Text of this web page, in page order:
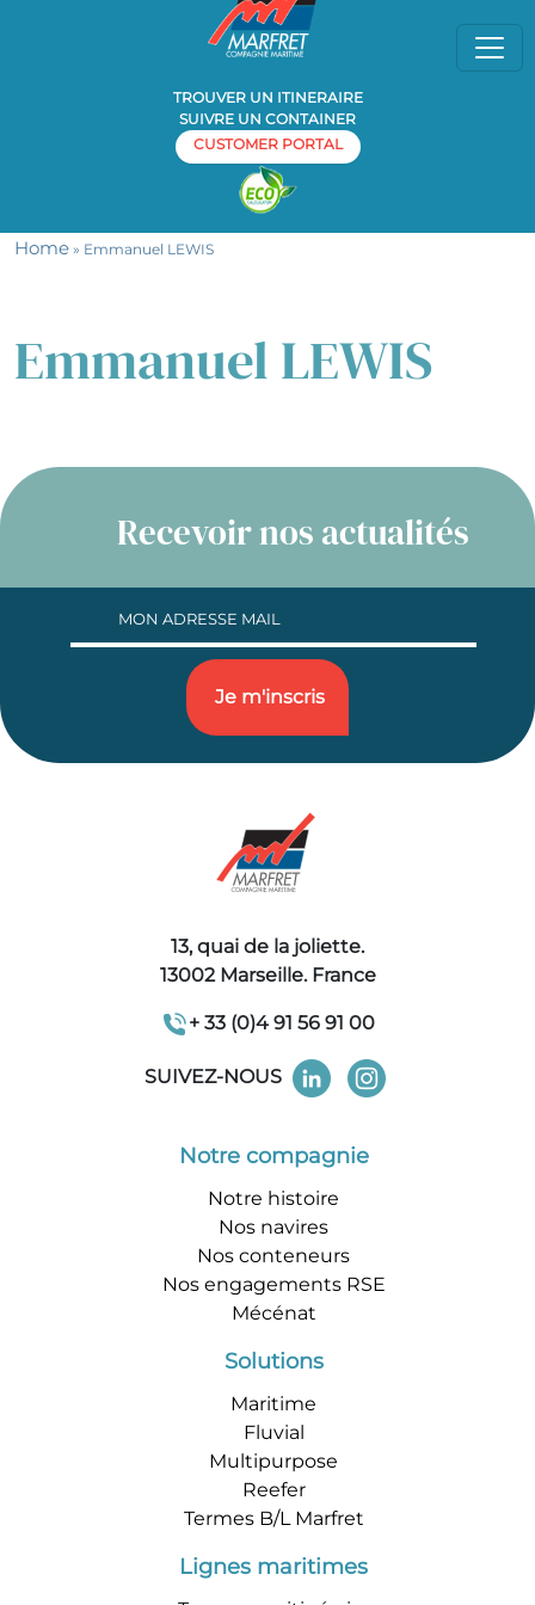
TROUVER UN ITINERAIRE
SUIVRE UN CONTAINER
CUSTOMER PORTAL
Home » Emmanuel LEWIS
Emmanuel LEWIS
Recevoir nos actualités
13, quai de la joliette.
13002 Marseille. France
+ 33 (0)4 91 56 91 00
SUIVEZ-NOUS
Notre compagnie
Notre histoire
Nos navires
Nos conteneurs
Nos engagements RSE
Mécénat
Solutions
Maritime
Fluvial
Multipurpose
Reefer
Termes B/L Marfret
Lignes maritimes